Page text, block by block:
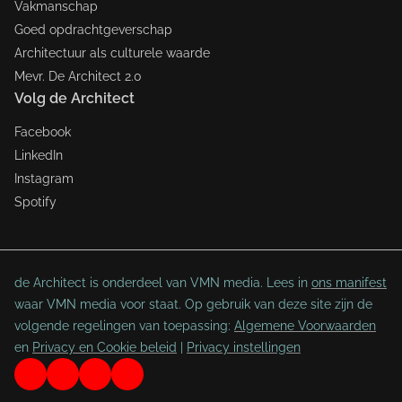
Vakmanschap
Goed opdrachtgeverschap
Architectuur als culturele waarde
Mevr. De Architect 2.0
Volg de Architect
Facebook
LinkedIn
Instagram
Spotify
de Architect is onderdeel van VMN media. Lees in ons manifest
waar VMN media voor staat. Op gebruik van deze site zijn de
volgende regelingen van toepassing: Algemene Voorwaarden
en Privacy en Cookie beleid Privacy instellingen